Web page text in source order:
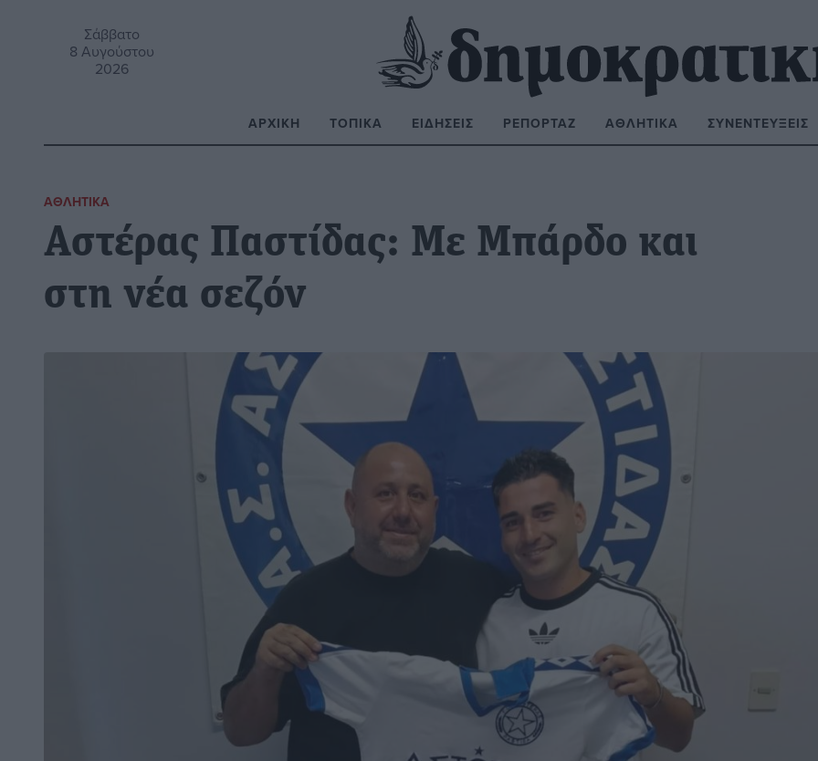
Σάββατο
8 Αυγούστου
2026
ΑΡΧΙΚΉ ΤΟΠΙΚΆ ΕΙΔΉΣΕΙΣ ΡΕΠΟΡΤΆΖ ΑΘΛΗΤΙΚΆ ΣΥΝΕΝΤΕΎΞΕΙΣ
ΑΘΛΗΤΙΚΆ
Αστέρας Παστίδας: Με Μπάρδο και
στη νέα σεζόν